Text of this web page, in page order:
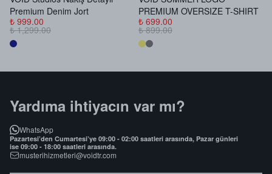
Premium Denim Jort
₺ 999.00
₺ 1,299.00
PREMIUM OVERSIZE T-SHIRT
₺ 699.00
₺ 899.00
Yardıma ihtiyacın var mı?
WhatsApp
Pazartesi’den Cumartesi’ye 09:00 - 02:00 saatleri arasında, Pazar günleri
ise 09:00 - 18:00 saatleri arasında.
musterihizmetleri@voidtr.com